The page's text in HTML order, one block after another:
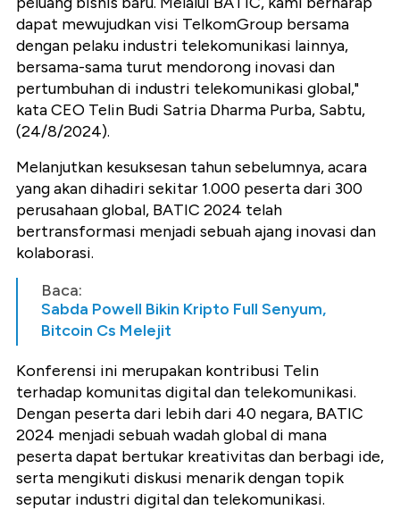
dapat mewujudkan visi TelkomGroup bersama
dengan pelaku industri telekomunikasi lainnya,
bersama-sama turut mendorong inovasi dan
pertumbuhan di industri telekomunikasi global,"
kata CEO Telin Budi Satria Dharma Purba, Sabtu,
(24/8/2024).
Melanjutkan kesuksesan tahun sebelumnya, acara
yang akan dihadiri sekitar 1.000 peserta dari 300
perusahaanglobal, BATIC 2024 telah
bertransformasi menjadi sebuah ajang inovasi dan
kolaborasi.
Baca:
Sabda Powell Bikin Kripto Full Senyum,
Bitcoin Cs Melejit
Konferensi ini merupakan kontribusi Telin
terhadap komunitas digital dan telekomunikasi.
Dengan peserta dari lebihdari 40 negara, BATIC
2024 menjadi sebuah wadah global di mana
peserta dapat bertukar kreativitas dan berbagi ide,
serta mengikuti diskusi menarik dengan topik
seputar industri digital dan telekomunikasi.